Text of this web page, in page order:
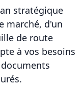
stratégique
marché, d'un
de route
à vos besoins